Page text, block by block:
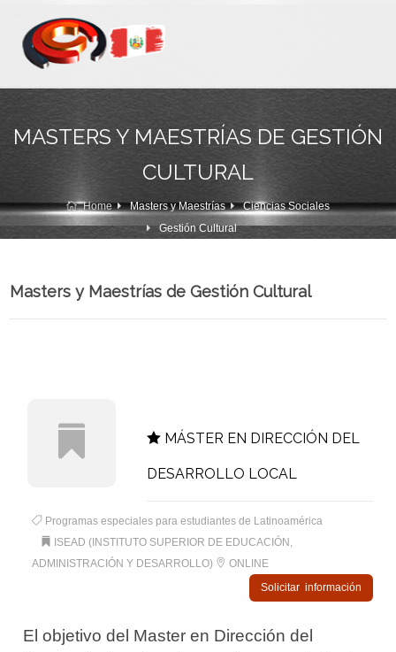
MASTERS Y MAESTRÍAS DE GESTIÓN
CULTURAL
Home Masters y Maestrías
Ciencias Sociales
Gestión Cultural
Masters y Maestrías de Gestión Cultural
MÁSTER EN DIRECCIÓN DEL
DESARROLLO LOCAL
Programas especiales para estudiantes de Latinoamérica
ISEAD (INSTITUTO SUPERIOR DE EDUCACIÓN,
ADMINISTRACIÓN Y DESARROLLO)
ONLINE
Solicitar información
El objetivo del Master en Dirección del